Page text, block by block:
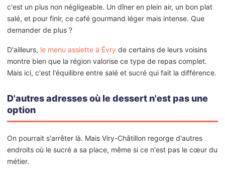
c'est un plus non négligeable. Un dîner en plein air, un bon plat
salé, et pour finir, ce café gourmand léger mais intense. Que
demander de plus ?
D'ailleurs, le menu assiette à Évry de certains de leurs voisins
montre bien que la région valorise ce type de repas complet.
Mais ici, c'est l'équilibre entre salé et sucré qui fait la différence.
D'autres adresses où le dessert n'est pas une
option
On pourrait s'arrêter là. Mais Viry-Châtillon regorge d'autres
endroits où le sucré a sa place, même si ce n'est pas le cœur du
métier.